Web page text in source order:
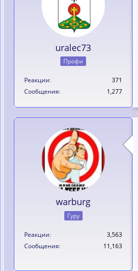
uralec73
Профи
Реакции
371
Сообщения
1,277
warburg
Гуру
Реакции
3,563
Сообщения
11,163